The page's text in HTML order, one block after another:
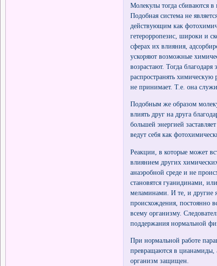
Молекулы тогда сбиваются
Подобная система не
действующим как
гетерорропезис, широки и
сферах их влияния,
ускоряют возможные
возрастают. Тогда
распространять
не принимает. Т.е. она
Подобным же образом
влиять друг на друга
большей энергией
ведут себя как
Реакции, в которые может
влиянием других
анаэробной среде и не
становятся гуанидинами,
меламинами. И те, и другие
происхождения, постоянно
всему организму.
поддержания нормальной
При нормальной работе
превращаются в
организм защищен.